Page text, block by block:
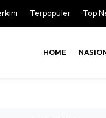
Terpopuler Top
HOME